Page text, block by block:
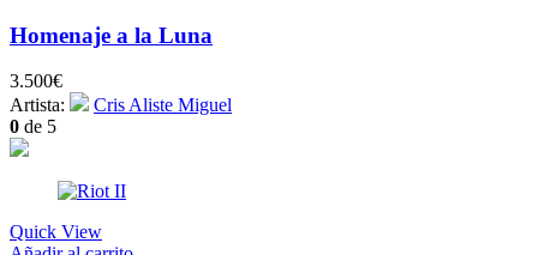
Homenaje a la Luna
3.500€
Artista:
Cris Aliste Miguel
0 de 5
Quick View